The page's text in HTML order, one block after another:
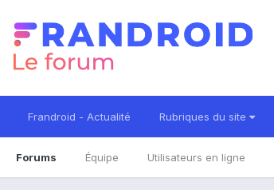
Frandroid - Actualité Rubriques du site
Forums Équipe Utilisateurs en ligne